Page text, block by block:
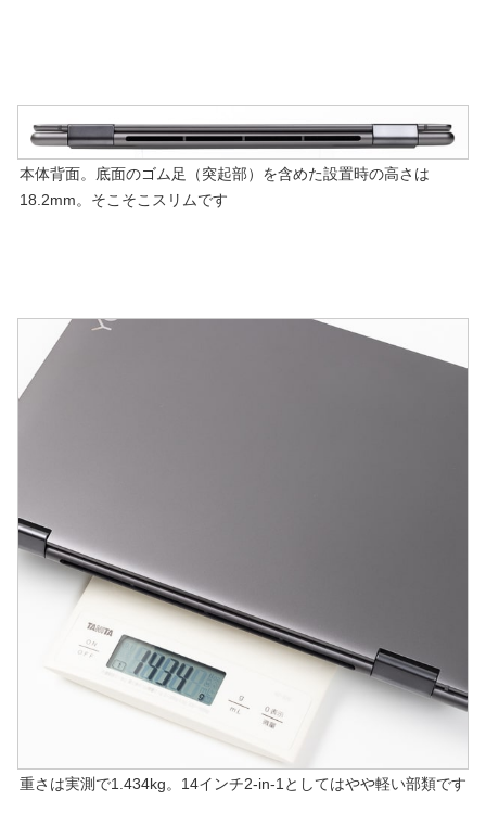
本体背面。底面のゴム足（突起部）を含めた設置時の高さは
18.2mm。そこそこスリムです
重さは実測で1.434kg。14インチ2-in-1としてはやや軽い部類です